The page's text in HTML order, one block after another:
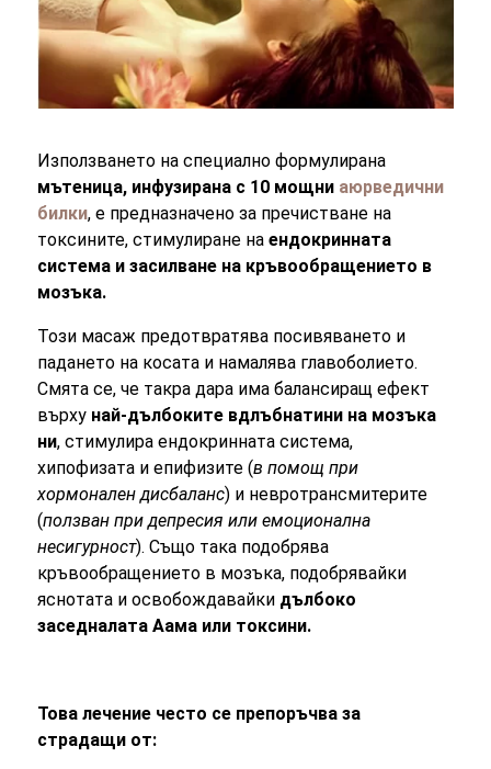
Използването на специално формулирана
мътеница, инфузирана с 10 мощни аюрведични
билки, е предназначено за пречистване на
токсините, стимулиране наендокринната
система и засилване на кръвообращението в
мозъка.
Този масаж предотвратява посивяването и
падането на косата и намалява главоболието.
Смята се, че такра дара има балансиращ ефект
върху най-дълбоките вдлъбнатини на мозъка
ни, стимулира ендокринната система,
хипофизата и епифизите (в помощ при
хормонален дисбаланс) и невротрансмитерите
(ползван при депресия или емоционална
несигурност). Също така подобрява
кръвообращението в мозъка, подобрявайки
яснотата и освобождавайки дълбоко
заседналата Аама или токсини.
Това лечение често се препоръчва за
страдащи от: